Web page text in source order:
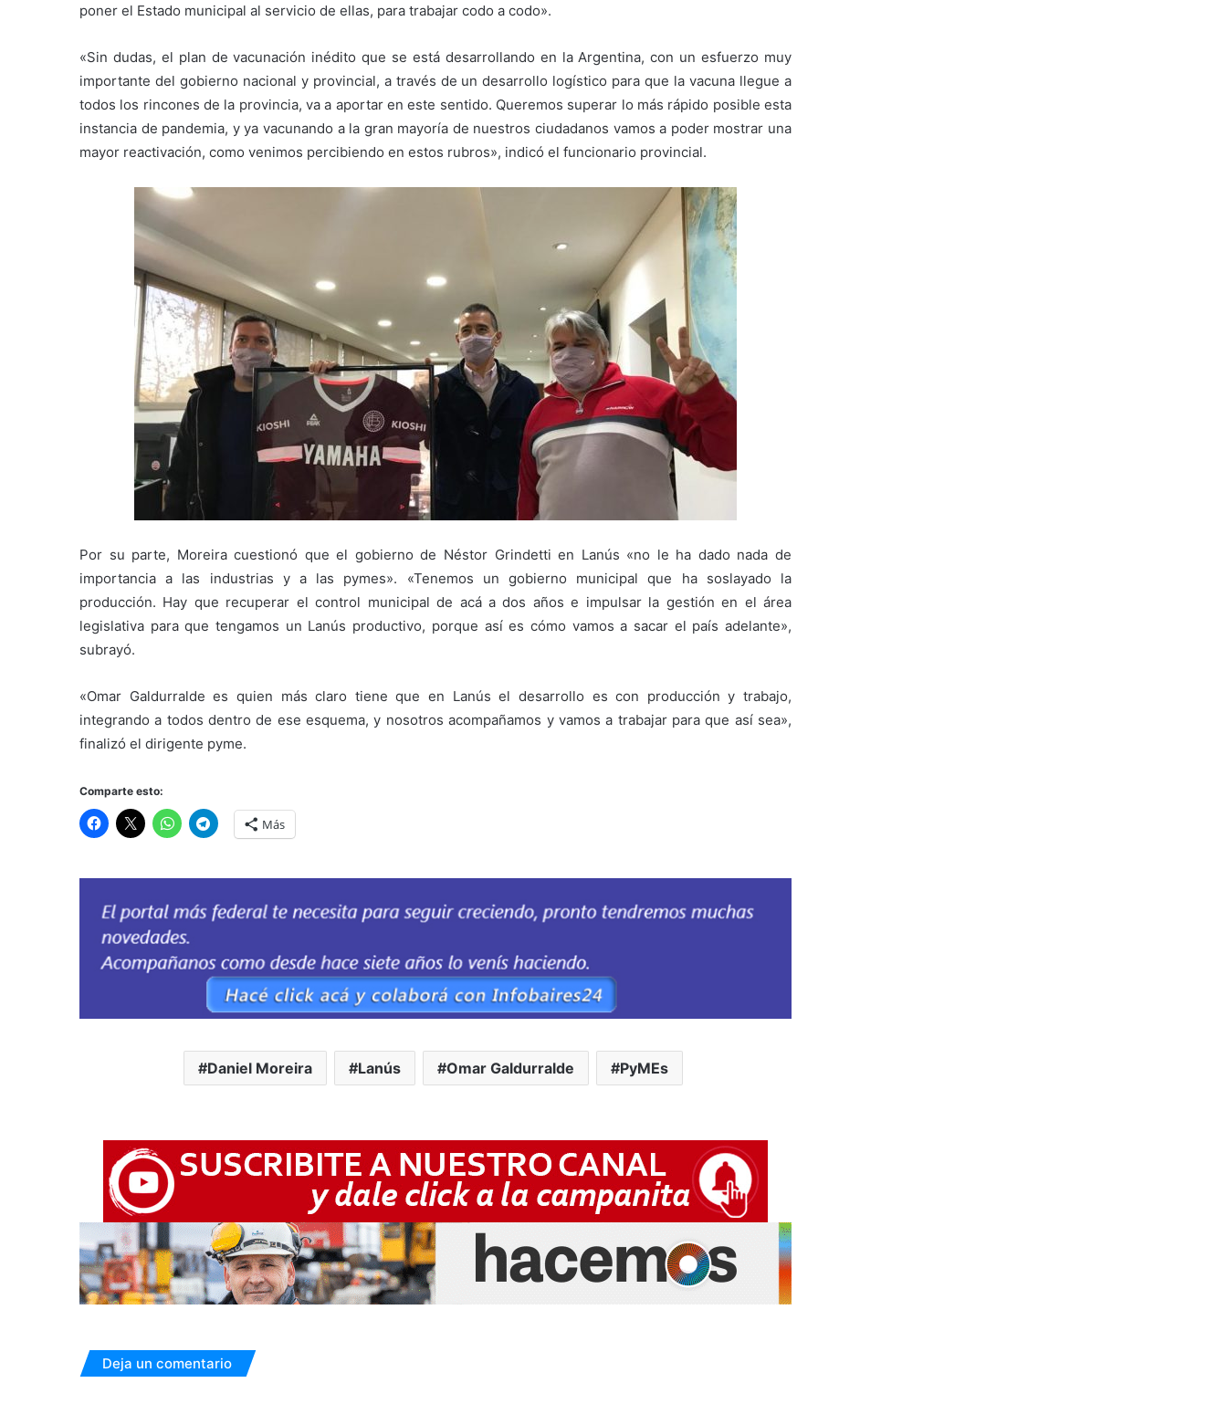
poner el Estado municipal al servicio de ellas, para trabajar codo a codo».
«Sin dudas, el plan de vacunación inédito que se está desarrollando en la Argentina, con un esfuerzo muy
importante del gobierno nacional y provincial, a través de un desarrollo logístico para que la vacuna llegue a
todos los rincones de la provincia, va a aportar en este sentido. Queremos superar lo más rápido posible esta
instancia de pandemia, y ya vacunando a la gran mayoría de nuestros ciudadanos vamos a poder mostrar una
mayor reactivación, como venimos percibiendo en estos rubros», indicó el funcionario provincial.
Por su parte, Moreira cuestionó que el gobierno de Néstor Grindetti en Lanús «no le ha dado nada de
importancia a las industrias y a las pymes». «Tenemos un gobierno municipal que ha soslayado la
producción. Hay que recuperar el control municipal de acá a dos años e impulsar la gestión en el área
legislativa para que tengamos un Lanús productivo, porque así es cómo vamos a sacar el país adelante»,
subrayó.
«Omar Galdurralde es quien más claro tiene que en Lanús el desarrollo es con producción y trabajo,
integrando a todos dentro de ese esquema, y nosotros acompañamos y vamos a trabajar para que así sea»,
finalizó el dirigente pyme.
Comparte esto:
Más
Daniel Moreira Lanús Omar Galdurralde PyMEs
Deja un comentario